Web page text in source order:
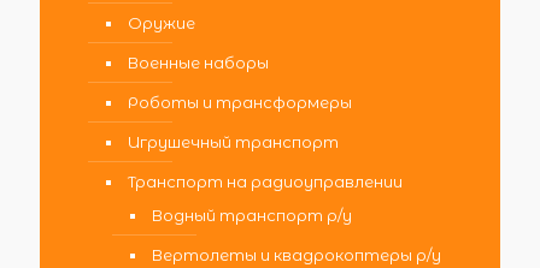
Оружие
Военные наборы
Роботы и трансформеры
Игрушечный транспорт
Транспорт на радиоуправлении
Водный транспорт р/у
Вертолеты и квадрокоптеры р/у